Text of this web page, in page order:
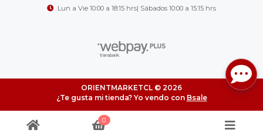
Lun a Vie 10:00 a 18:15 hrs| Sábados 10:00 a 15:15 hrs
ORIENTMARKETCL © 2026
¿Te gusta mi tienda? Yo vendo con Bsale
0